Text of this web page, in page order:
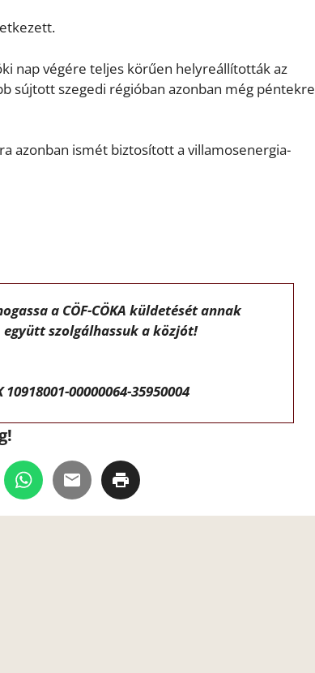
nap végére teljes körűen helyreállították az
sújtott szegedi régióban azonban még péntekre
azonban ismét biztosított a villamosenergia-
a CÖF-CÖKA küldetését annak
együtt szolgálhassuk a közjót!
00000064-35950004